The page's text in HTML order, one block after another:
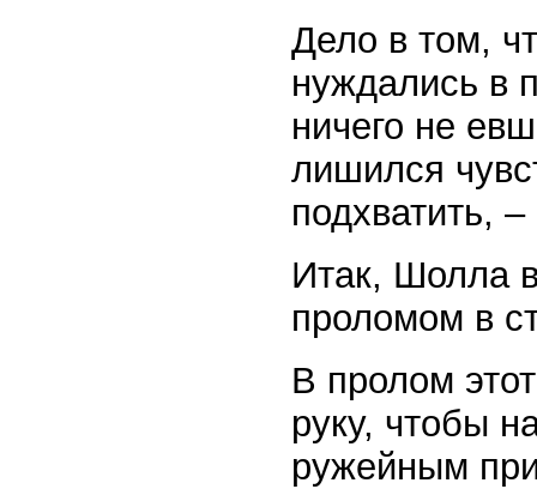
Дело в том,
нуждались в
ничего не
лишился
подхватить,
Итак, Шолла
проломом в
В пролом
руку, чтобы
ружейным